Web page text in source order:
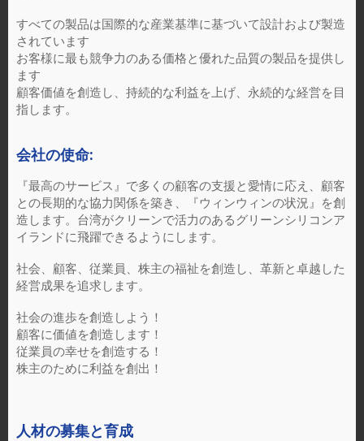
すべての製品は国際的な産業基準に基づいて設計および製造
されています
お客様に最も競争力のある価格と優れた品質の製品を提供し
ます
顧客価値を創造し、持続的な利益を上げ、永続的な経営を目
指します。
会社の使命:
『最高のサービス』で多くの顧客の支援と愛情に応え、顧客
との長期的な協力関係を築き、『ウィンウィンの状況』を創
造します。台湾がクリーンで活力のあるグリーンシリコンア
イランドに飛躍できるようにします。
社会、顧客、従業員、株主の福祉を創造し、革新と卓越した
経営成果を追求します。
社会の進歩を創造しよう！
顧客に価値を創造します！
従業員の幸せを創造する！
株主のために利益を創出！
人材の募集と育成